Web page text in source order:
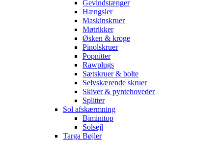
Gevindstænger
Hængsler
Maskinskruer
Møtrikker
Øsken & kroge
Pinolskruer
Popnitter
Rawplugs
Sætskruer & bolte
Selvskærende skruer
Skiver & pyntehoveder
Splitter
Sol afskærmning
Biminitop
Solsejl
Targa Bøjler